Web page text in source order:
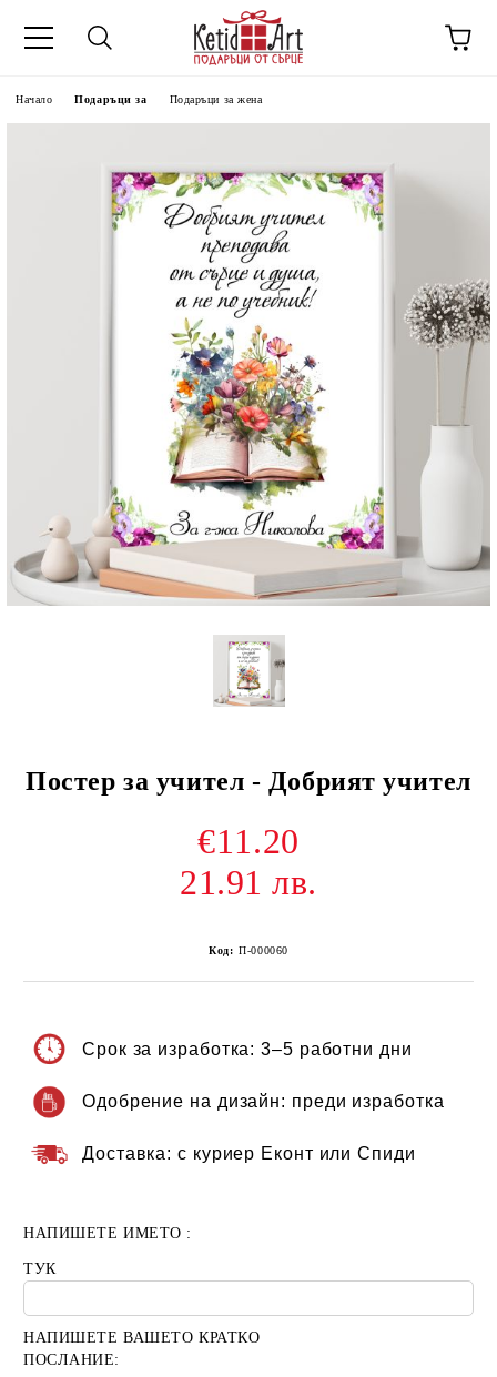
Начало Подаръци за Подаръци за жена
Постер за учител - Добрият учител
€11.20
21.91 лв.
Код: П-000060
Срок за изработка: 3–5 работни дни
Одобрение на дизайн: преди изработка
Доставка: с куриер Еконт или Спиди
НАПИШЕТЕ ИМЕТО :
ТУК
НАПИШЕТЕ ВАШЕТО КРАТКО
ПОСЛАНИЕ: